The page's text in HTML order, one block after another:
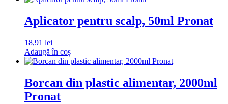
Aplicator pentru scalp, 50ml Pronat
18,91 lei
Adaugă în coș
Borcan din plastic alimentar, 2000ml
Pronat